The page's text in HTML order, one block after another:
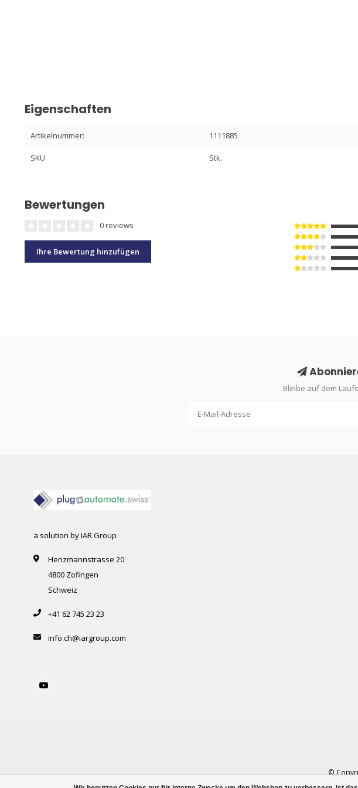
Eigenschaften
Artikelnummer: 1111885
SKU Stk.
Bewertungen
0 reviews
Ihre Bewertung hinzufügen
Bleibe auf dem
a solution by IAR Group
Henzmannstrasse 20
4800 Zofingen
Schweiz
+41 62 745 23 23
info.ch@iargroup.com
©